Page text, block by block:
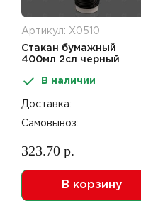
Артикул: Х0510
Стакан бумажный
400мл 2сл черный
В наличии
Доставка:
Самовывоз:
323.70 р.
В корзину